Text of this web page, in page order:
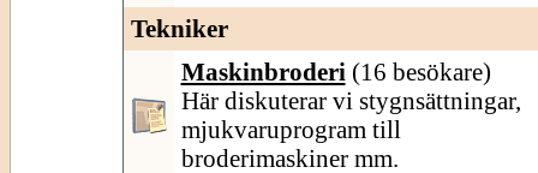
Tekniker
Maskinbroderi (16 besökare)
Här diskuterar vi stygnsättningar,
mjukvaruprogram till
broderimaskiner mm.